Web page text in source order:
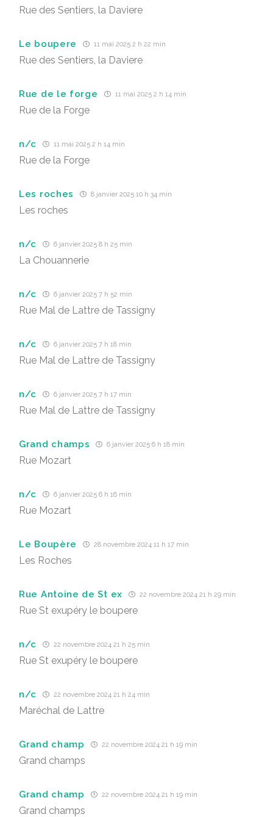
Rue des Sentiers, la Daviere
Le boupere 11 mai 2025 2 h 22 min
Rue des Sentiers, la Daviere
Rue de le forge 11 mai 2025 2 h 14 min
Rue de la Forge
n/c 11 mai 2025 2 h 14 min
Rue de la Forge
Les roches 8 janvier 2025 10 h 34 min
Les roches
n/c 6 janvier 2025 8 h 25 min
La Chouannerie
n/c 6 janvier 2025 7 h 52 min
Rue Mal de Lattre de Tassigny
n/c 6 janvier 2025 7 h 18 min
Rue Mal de Lattre de Tassigny
n/c 6 janvier 2025 7 h 17 min
Rue Mal de Lattre de Tassigny
Grand champs 6 janvier 2025 6 h 18 min
Rue Mozart
n/c 6 janvier 2025 6 h 16 min
Rue Mozart
Le Boupère 28 novembre 2024 11 h 17 min
Les Roches
Rue Antoine de St ex 22 novembre 2024 21 h 29 min
Rue St exupéry le boupere
n/c 22 novembre 2024 21 h 25 min
Rue St exupéry le boupere
n/c 22 novembre 2024 21 h 24 min
Maréchal de Lattre
Grand champ 22 novembre 2024 21 h 19 min
Grand champs
Grand champ 22 novembre 2024 21 h 19 min
Grand champs